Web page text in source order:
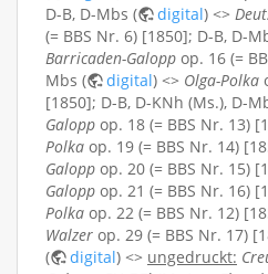
D-B, D-Mbs (
digital) <>
(= BBS Nr. 6) [1850]; D-B, D-
Barricaden-Galopp op. 16 (=
Mbs (
digital) <> Olga-Polka
[1850]; D-B, D-KNh (Ms.), D-
Galopp op. 18 (= BBS Nr. 13)
Polka op. 19 (= BBS Nr. 14)
Galopp op. 20 (= BBS Nr. 15)
Galopp op. 21 (= BBS Nr. 16)
Polka op. 22 (= BBS Nr. 12)
Walzer op. 29 (= BBS Nr. 17)
(
digital) <> ungedruckt: